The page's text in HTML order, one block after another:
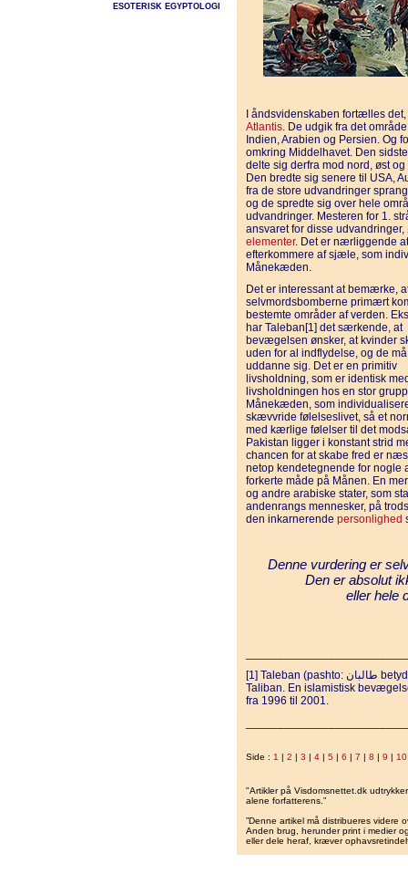
ESOTERISK EGYPTOLOGI
I åndsvidenskaben fortælles
Atlantis. De udgik fra det
Indien, Arabien og Persien. Og
omkring Middelhavet. Den
delte sig derfra mod nord, øst
Den bredte sig senere til USA,
fra de store udvandringer
og de spredte sig over hele
udvandringer. Mesteren for 1.
ansvaret for disse
elementer. Det er nærliggende
efterkommere af sjæle, som
Månekæden.
Det er interessant at bemærke,
selvmordsbomberne primært
bestemte områder af verden.
har Taleban[1] det særkende, at
bevægelsen ønsker, at kvinder
uden for al indflydelse, og de
uddanne sig. Det er en primitiv
livsholdning, som er identisk
livsholdningen hos en stor
Månekæden, som
skævvride følelseslivet, så et
med kærlige følelser til det
Pakistan ligger i konstant strid
chancen for at skabe fred er
netop kendetegnende for nogle
forkerte måde på Månen. En
og andre arabiske stater, som
andenrangs mennesker, på
den inkarnerende personlighed
Denne vurdering er
Den er absolut
eller hele
[1] Taleban (pashto: طالبان betyder "islamiske studerende"). Kan også udtales
Taliban. En islamistisk
fra 1996 til 2001.
Side : 1 | 2 | 3 | 4 | 5 | 6 | 7 | 8 | 9 | 10
"Artikler på Visdomsnettet.dk
alene forfatterens.”
”Denne artikel må distribueres videre
Anden brug, herunder print i medier
eller dele heraf, kræver